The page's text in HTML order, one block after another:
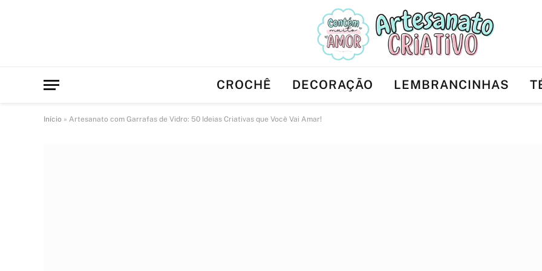
CROCHÊ DECORAÇÃO LEMBRANCINHAS
Início » Artesanato com Garrafas de Vidro: 50 Ideias Criativas que Você Vai Amar!